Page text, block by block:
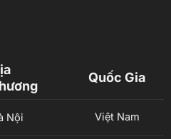
Quốc Gia
Nội Việt Nam